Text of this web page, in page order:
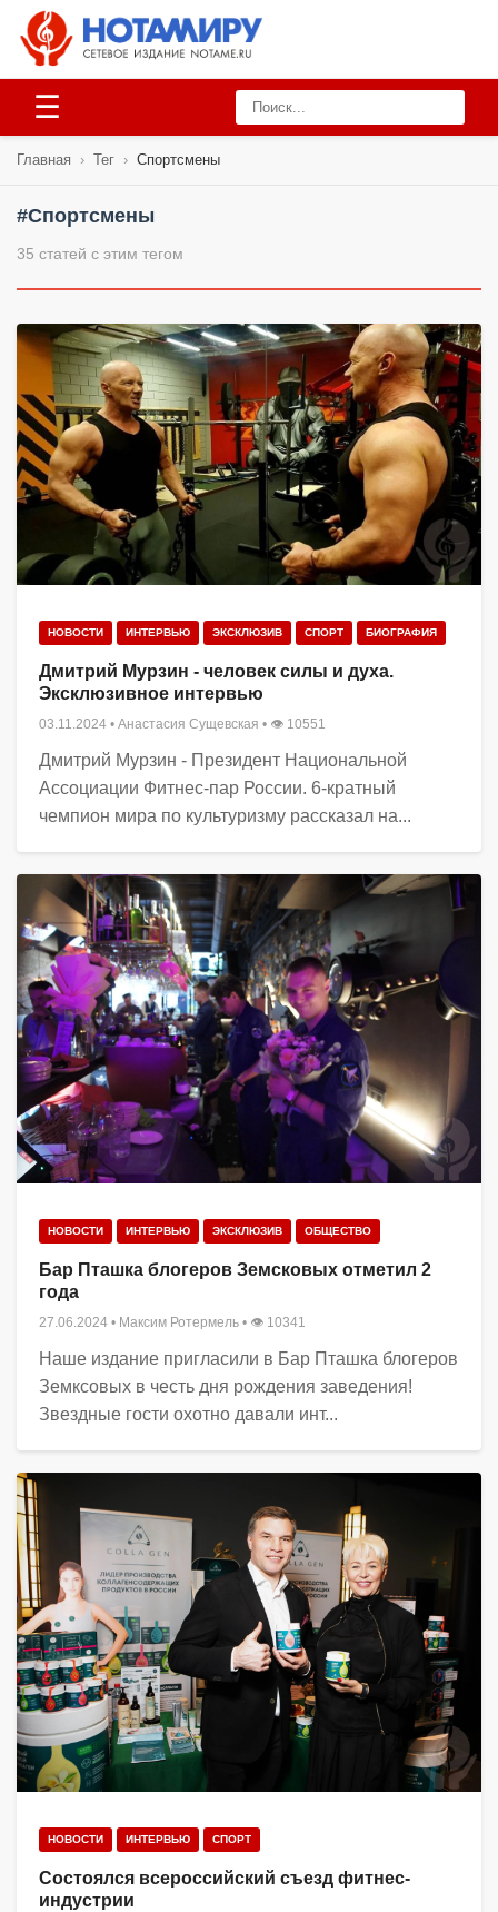
☰
Главная › Тег › Спортсмены
#Спортсмены
35 статей с этим тегом
НОВОСТИ ИНТЕРВЬЮ ЭКСКЛЮЗИВ СПОРТ БИОГРАФИЯ
Дмитрий Мурзин - человек силы и духа.
Эксклюзивное интервью
03.11.2024 • Анастасия Сущевская • 👁 10551
Дмитрий Мурзин - Президент Национальной
Ассоциации Фитнес-пар России. 6-кратный
чемпион мира по культуризму рассказал на...
НОВОСТИ ИНТЕРВЬЮ ЭКСКЛЮЗИВ ОБЩЕСТВО
Бар Пташка блогеров Земсковых отметил 2
года
27.06.2024 • Максим Ротермель • 👁 10341
Наше издание пригласили в Бар Пташка блогеров
Земксовых в честь дня рождения заведения!
Звездные гости охотно давали инт...
НОВОСТИ ИНТЕРВЬЮ СПОРТ
Состоялся всероссийский съезд фитнес-
индустрии